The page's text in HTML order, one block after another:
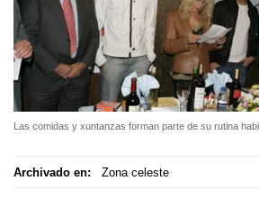
Las comidas y xuntanzas forman parte de su rutina
Archivado en: Zona celeste